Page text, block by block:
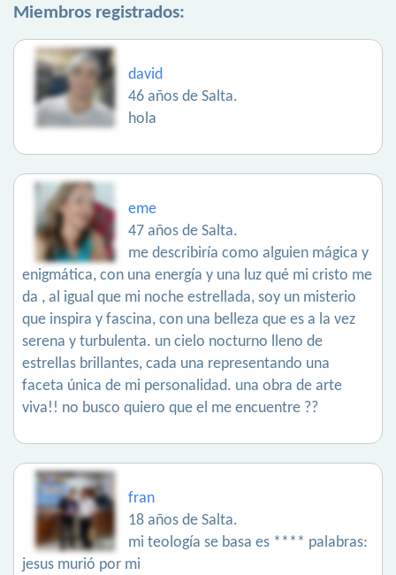
Miembros registrados:
david
46 años de Salta.
hola
eme
47 años de Salta.
me describiría como alguien mágica y
enigmática, con una energía y una luz qué mi cristo me
da , al igual que mi noche estrellada, soy un misterio
que inspira y fascina, con una belleza que es a la vez
serena y turbulenta. un cielo nocturno lleno de
estrellas brillantes, cada una representando una
faceta única de mi personalidad. una obra de arte
viva!! no busco quiero que el me encuentre ??
fran
18 años de Salta.
mi teología se basa es **** palabras:
jesus murió por mi